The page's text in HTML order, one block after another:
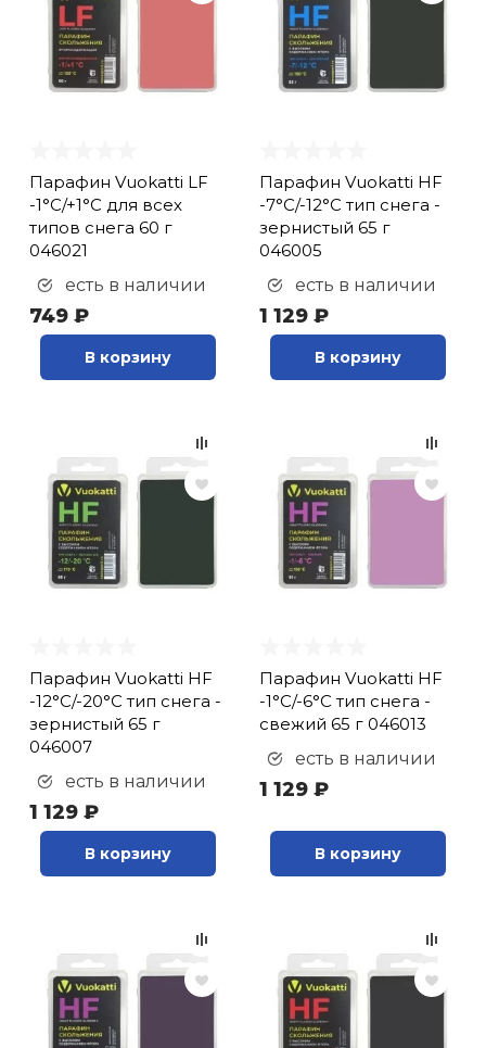
Парафин Vuokatti LF
-1°С/+1°С для всех
типов снега 60 г
046021
есть в наличии
749 ₽
В корзину
Парафин Vuokatti HF
-7°С/-12°С тип снега -
зернистый 65 г
046005
есть в наличии
1 129 ₽
В корзину
Парафин Vuokatti HF
-12°С/-20°С тип снега -
зернистый 65 г
046007
есть в наличии
1 129 ₽
В корзину
Парафин Vuokatti HF
-1°С/-6°С тип снега -
свежий 65 г 046013
есть в наличии
1 129 ₽
В корзину